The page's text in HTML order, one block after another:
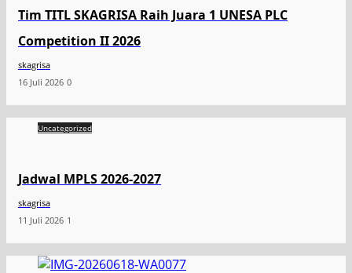
Tim TITL SKAGRISA Raih Juara 1 UNESA PLC
Competition II 2026
skagrisa
16 Juli 2026 0
Uncategorized
Jadwal MPLS 2026-2027
skagrisa
11 Juli 2026 1